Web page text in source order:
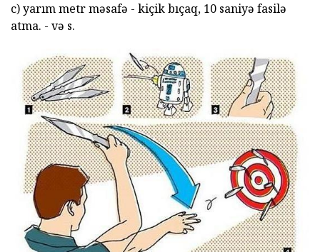
c) yarım metr məsafə - kiçik bıçaq, 10 saniyə fasilə
atma. - və s.